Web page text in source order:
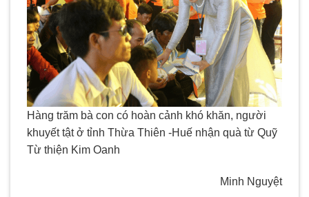
Hàng trăm bà con có hoàn cảnh khó khăn, người
khuyết tật ở tỉnh Thừa Thiên -Huế nhận quà từ Quỹ
Từ thiện Kim Oanh
Minh Nguyệt